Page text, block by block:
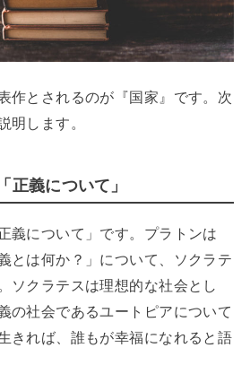
作とされるのが『国家』です。次
明します。
正義について」
義について」です。プラトンは
とは何か？」について、ソクラテ
ソクラテスは理想的な社会とし
の社会であるユートピアについて
きれば、誰もが幸福になれると語